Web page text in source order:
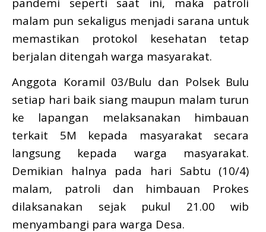
malam pun sekaligus menjadi sarana untuk
memastikan protokol kesehatan tetap
berjalan ditengah warga masyarakat.
Anggota Koramil 03/Bulu dan Polsek Bulu
setiap hari baik siang maupun malam turun
ke lapangan melaksanakan himbauan
terkait 5M kepada masyarakat secara
langsung kepada warga masyarakat.
Demikian halnya pada hari Sabtu (10/4)
malam, patroli dan himbauan Prokes
dilaksanakan sejak pukul 21.00 wib
menyambangi para warga Desa.